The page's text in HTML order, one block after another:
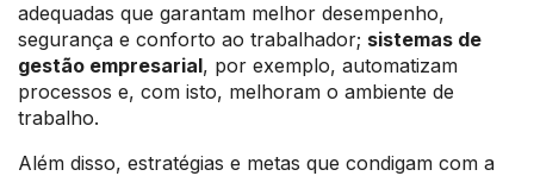
adequadas que garantam melhor desempenho,
segurança e conforto ao trabalhador; sistemas de
gestão empresarial, por exemplo, automatizam
processos e, com isto, melhoram o ambiente de
trabalho.
Além disso, estratégias e metas que condigam com a